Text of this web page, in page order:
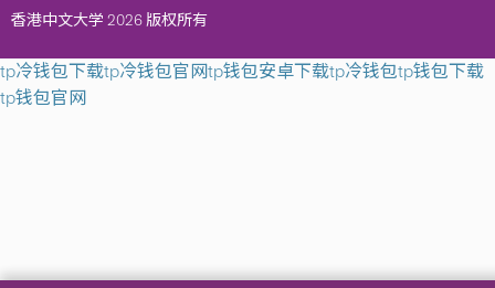
香港中文大学 2026 版权所有
tp冷钱包下载tp冷钱包官网tp钱包安卓下载tp冷钱包tp钱包下载
tp钱包官网